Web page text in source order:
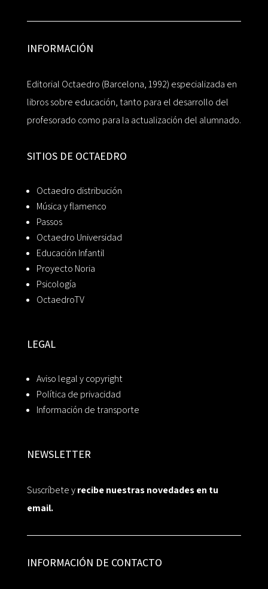
INFORMACIÓN
Editorial Octaedro (Barcelona, 1992) especializada en
libros sobre educación, tanto para el desarrollo del
profesorado como para la actualización del alumnado.
SITIOS DE OCTAEDRO
Octaedro distribución
Música y flamenco
Passos
Octaedro Universidad
Educación Infantil
Proyecto Noria
Psicología
OctaedroTV
LEGAL
Aviso legal y copyright
Política de privacidad
Información de transporte
NEWSLETTER
Suscríbete yrecibe nuestras novedades en tu
email.
INFORMACIÓN DE CONTACTO